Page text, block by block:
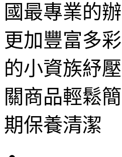
國最專業的
更加豐富多
的小資族紓
關商品輕鬆
期保養清潔